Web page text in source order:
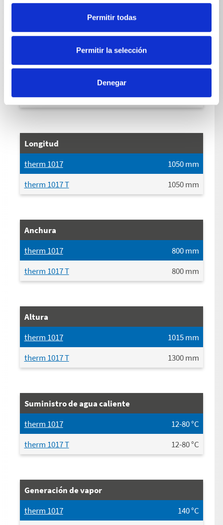
Permitir todas
Permitir la selección
Denegar
Cable de conexión a la red Longitud
therm 1017 T
7.5m
Longitud
therm 1017
1050mm
therm 1017 T
1050mm
Anchura
therm 1017
800mm
therm 1017 T
800mm
Altura
therm 1017
1015mm
therm 1017 T
1300mm
Suministro de agua caliente
therm 1017
12-80°C
therm 1017 T
12-80°C
Generación de vapor
therm 1017
140°C